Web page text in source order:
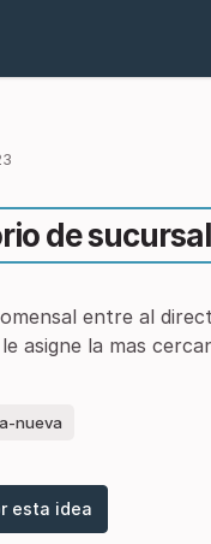
de
entre al
asigne la mas
nueva
esta idea